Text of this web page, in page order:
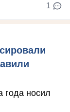
1
года носил